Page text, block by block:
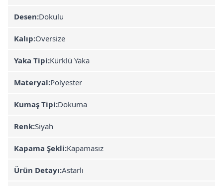
Desen:Dokulu
Kalıp:Oversize
Yaka Tipi:Kürklü Yaka
Materyal:Polyester
Kumaş Tipi:Dokuma
Renk:Siyah
Kapama Şekli:Kapamasız
Ürün Detayı:Astarlı